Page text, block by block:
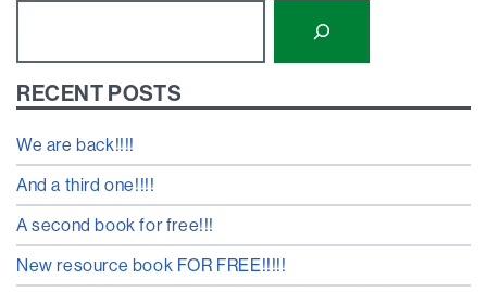
RECENT POSTS
We are back!!!!
And a third one!!!!
A second book for free!!!
New resource book FOR FREE!!!!!